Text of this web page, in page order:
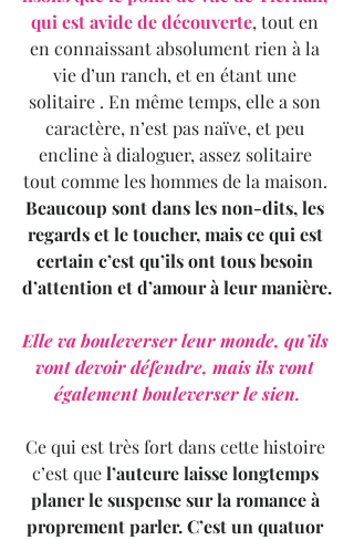
qui est avide de découverte, tout en
en connaissant absolument rien à la
vie d’un ranch, et en étant une
solitaire . En même temps, elle a son
caractère, n’est pas naïve, et peu
encline à dialoguer, assez solitaire
tout comme les hommes de la maison.
Beaucoup sont dans les non-dits, les
regards et le toucher, mais ce qui est
certain c’est qu’ils ont tous besoin
d’attention et d’amour à leur manière.
Elle va bouleverser leur monde, qu’ils
vont devoir défendre, mais ils vont
également bouleverser le sien.
Ce qui est très fort dans cette histoire
c’est que l’auteure laisse longtemps
planer le suspense sur la romance à
proprement parler. C’est un quatuor